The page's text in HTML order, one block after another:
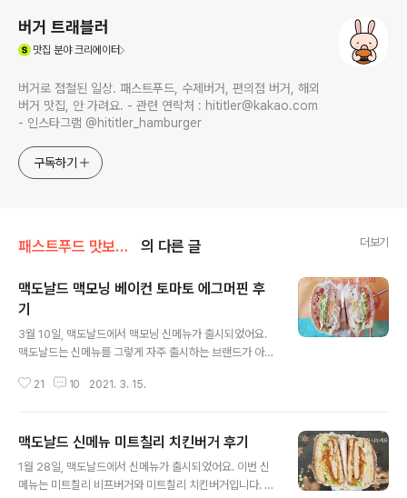
버거 트래블러
맛집 분야 크리에이터
버거로 점철된 일상. 패스트푸드, 수제버거, 편의점 버거, 해외
버거 맛집, 안 가려요. - 관련 연락처 : hititler@kakao.com
- 인스타그램 @hititler_hamburger
구독하기
패스트푸드 맛보기/맥도날드 의 다른 글 더보기
맥도날드 맥모닝 베이컨 토마토 에그머핀 후
기
3월 10일, 맥도날드에서 맥모닝 신메뉴가 출시되었어요.
맥도날드는 신메뉴를 그렇게 자주 출시하는 브랜드가 아닌
12월 1일, '리치 포테이토 머핀' 출시 이후 거의 100일 만
이번에 출시한 신메뉴는 베이컨 토마토 에그머핀 입니다.
베이컨 토마토 에그머핀 세트 베이컨 토마토 에그머핀 가
격은 단품 3,500원, 세트 4,500원입니다. 딜리버리 가격
21 10 2021. 3. 15.
맥도날드 신메뉴 미트칠리 치킨버거 후기
1월 28일, 맥도날드에서 신메뉴가 출시되었어요. 이번 신
메뉴는 미트칠리 비프버거와 미트칠리 치킨버거입니다. 참